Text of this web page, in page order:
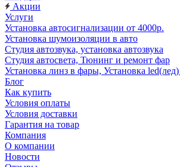
Акции
Услуги
Установка автосигнализации от 4000р.
Установка шумоизоляции в авто
Студия автозвука, установка автозвука
Студия автосвета, Тюнинг и ремонт фар
Установка линз в фары, Установка
Блог
Как купить
Условия оплаты
Условия доставки
Гарантия на товар
Компания
О компании
Новости